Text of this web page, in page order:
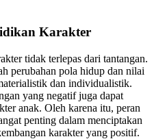
Karakter
tidak terlepas dari tantangan.
perubahan pola hidup dan nilai
dan individualistik.
yang negatif juga dapat
anak. Oleh karena itu, peran
penting dalam menciptakan
karakter yang positif.